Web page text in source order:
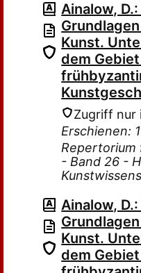
Ainalow,
Kunst.
dem
Zugriff nur
Erschienen:
Repertorium
- Band 26 -
Ainalow,
Kunst.
dem